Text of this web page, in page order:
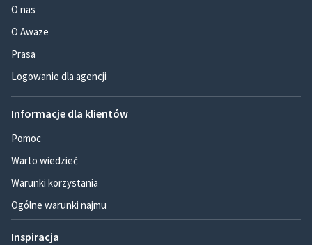
O nas
O Awaze
Prasa
Logowanie dla agencji
Informacje dla klientów
Pomoc
Warto wiedzieć
Warunki korzystania
Ogólne warunki najmu
Inspiracja